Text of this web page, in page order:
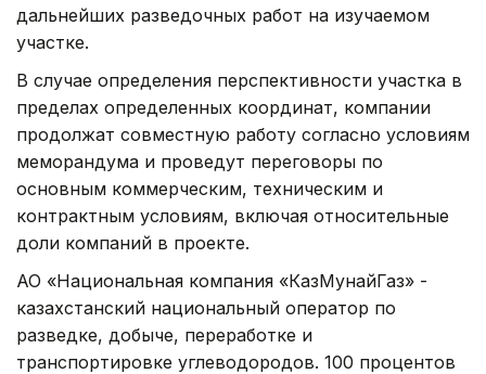
дальнейших разведочных работ на изучаемом
участке.
В случае определения перспективности участка в
пределах определенных координат, компании
продолжат совместную работу согласно условиям
меморандума и проведут переговоры по
основным коммерческим, техническим и
контрактным условиям, включая относительные
доли компаний в проекте.
АО «Национальная компания «КазМунайГаз» -
казахстанский национальный оператор по
разведке, добыче, переработке и
транспортировке углеводородов. 100 процентов